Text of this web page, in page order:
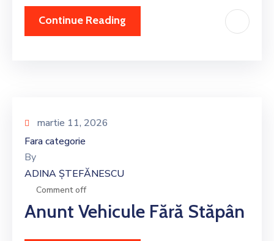
Continue Reading
martie 11, 2026
Fara categorie
By
ADINA ȘTEFĂNESCU
Comment off
Anunt Vehicule Fără Stăpân